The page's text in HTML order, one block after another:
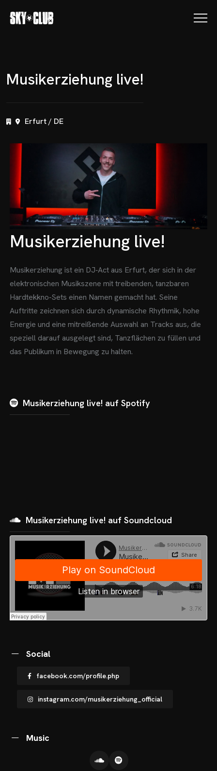
SHOP
Musikerziehung live!
Erfurt / DE
Musikerziehung live!
Musikerziehung ist ein DJ‑Act aus Erfurt, der sich in der
elektronischen Musikszene mit treibenden, tanzbaren
Hardtekkno‑Sets einen Namen gemacht hat. Seine
Auftritte zeichnen sich durch dynamische Rhythmik, hohe
Energie und eine mitreißende Auswahl an Tracks aus, die
speziell darauf ausgelegt sind, Tanzflächen zu füllen und
das Publikum in Bewegung zu halten.
Musikerziehung live! auf Spotify
Musikerziehung live! auf Soundcloud
Social
facebook.com/profile.php
instagram.com/musikerziehung_official
Music